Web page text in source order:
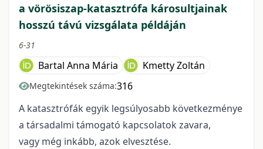
a vörösiszap-katasztrófa károsultjainak
hosszú távú vizsgálata példáján
6-31
Bartal Anna Mária Kmetty Zoltán
Megtekintések száma:316
A katasztrófák egyik legsúlyosabb következménye
a társadalmi támogató kapcsolatok zavara,
vagy még inkább, azok elvesztése.